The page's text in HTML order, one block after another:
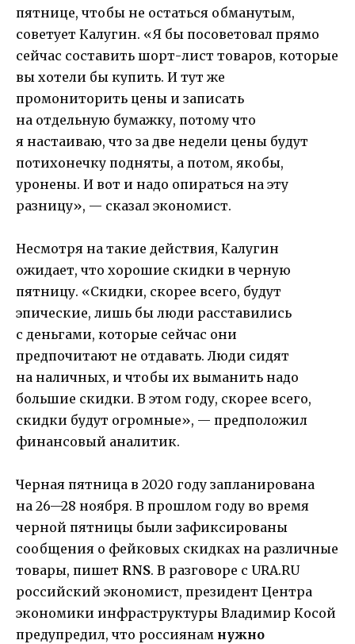
пятнице, чтобы не остаться обманутым,
советует Калугин. «Я бы посоветовал прямо
сейчас составить шорт-лист товаров, которые
вы хотели бы купить. И тут же
промониторить цены и записать
на отдельную бумажку, потому что
я настаиваю, что за две недели цены будут
потихонечку подняты, а потом, якобы,
уронены. И вот и надо опираться на эту
разницу», — сказал экономист.
Несмотря на такие действия, Калугин
ожидает, что хорошие скидки в черную
пятницу. «Скидки, скорее всего, будут
эпические, лишь бы люди расставились
с деньгами, которые сейчас они
предпочитают не отдавать. Люди сидят
на наличных, и чтобы их выманить надо
большие скидки. В этом году, скорее всего,
скидки будут огромные», — предположил
финансовый аналитик.
Черная пятница в 2020 году запланирована
на 26—28 ноября. В прошлом году во время
черной пятницы были зафиксированы
сообщения о фейковых скидках на различные
товары, пишет RNS. В разговоре с URA.RU
российский экономист, президент Центра
экономики инфраструктуры Владимир Косой
предупредил, что россиянам нужно